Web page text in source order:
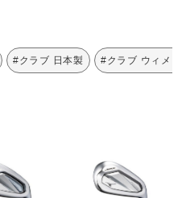
#クラブ 日本製 #クラブ ウィメ